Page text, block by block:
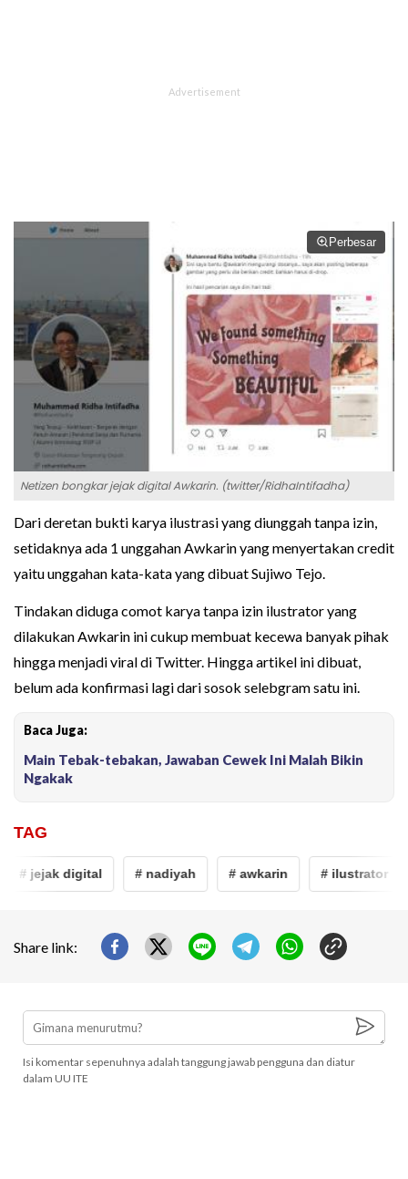
Perbesar
Netizen bongkar jejak digital Awkarin. (twitter/RidhaIntifadha)
Dari deretan bukti karya ilustrasi yang diunggah tanpa izin,
setidaknya ada 1 unggahan Awkarin yang menyertakan credit
yaitu unggahan kata-kata yang dibuat Sujiwo Tejo.
Tindakan diduga comot karya tanpa izin ilustrator yang
dilakukan Awkarin ini cukup membuat kecewa banyak pihak
hingga menjadi viral di Twitter. Hingga artikel ini dibuat,
belum ada konfirmasi lagi dari sosok selebgram satu ini.
Baca Juga:
Main Tebak-tebakan, Jawaban Cewek Ini Malah Bikin
Ngakak
TAG
# jejak digital # nadiyah # awkarin # ilustrator
Share link:
Isi komentar sepenuhnya adalah tanggung jawab pengguna dan diatur
dalam UU ITE